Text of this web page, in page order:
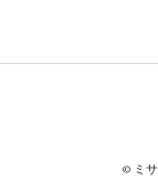
© ミサ